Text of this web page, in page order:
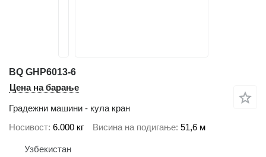
BQ GHP6013-6
Цена на барање
Градежни машини - кула кран
Носивост 6.000 кг Висина на подигање 51,6 м
Узбекистан